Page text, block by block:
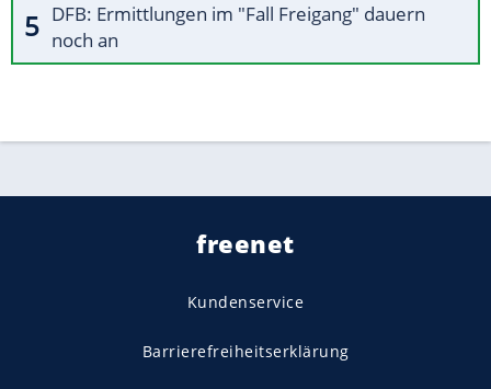
DFB: Ermittlungen im "Fall Freigang" dauern
noch an
freenet
Kundenservice
Barrierefreiheitserklärung